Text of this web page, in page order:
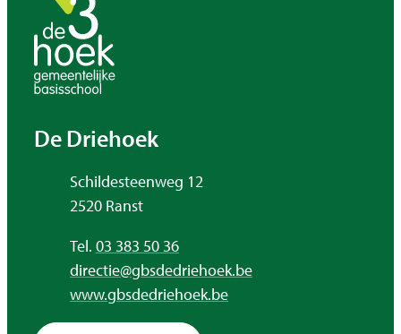
De Driehoek
AdresSchildesteenweg 12
,2520 Ranst
03 383 50 36
E-maildirectie@gbsdedriehoek.be
Websitewww.gbsdedriehoek.be